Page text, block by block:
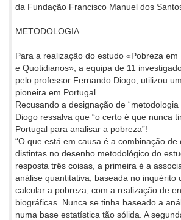
da Fundação Francisco Manuel dos
METODOLOGIA
Para a realização do estudo «Pobreza
e Quotidianos», a equipa de 11
pelo professor Fernando Diogo, utilizou
pioneira em Portugal.
Recusando a designação de
Diogo ressalva que “o certo é que nunca
Portugal para analisar a pobreza”!
“O que está em causa é a combinação de
distintas no desenho metodológico do
resposta três coisas, a primeira é a
análise quantitativa, baseada no inquérito
calcular a pobreza, com a realização de
biográficas. Nunca se tinha baseado a
numa base estatística tão sólida. A